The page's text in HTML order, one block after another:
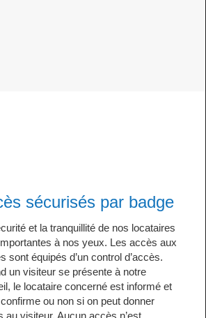
sécurisés par badge
et la tranquillité de nos locataires
à nos yeux. Les accès aux
sont équipés d’un control d’accès.
un visiteur se présente à notre
le locataire concerné est informé et
ou non si on peut donner
au visiteur. Aucun accès n’est